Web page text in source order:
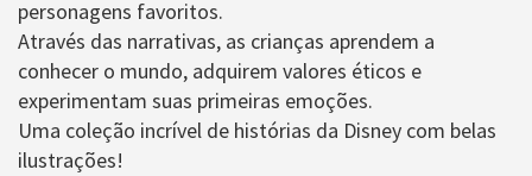
personagens favoritos.
Através das narrativas, as crianças aprendem a
conhecer o mundo, adquirem valores éticos e
experimentam suas primeiras emoções.
Uma coleção incrível de histórias da Disney com belas
ilustrações!